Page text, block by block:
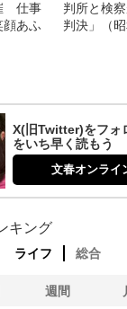
仕事
顔あふ
判所と検
判決」（
X(旧Twitter)をフォ
をいち早く読もう
文春オンライ
キング
ライフ 総合
週間